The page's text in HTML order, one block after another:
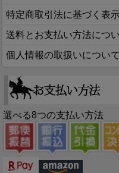
特定商取引法に基づく表
送料とお支払い方法につ
個人情報の取扱いについて
選べる8つの支払い方法